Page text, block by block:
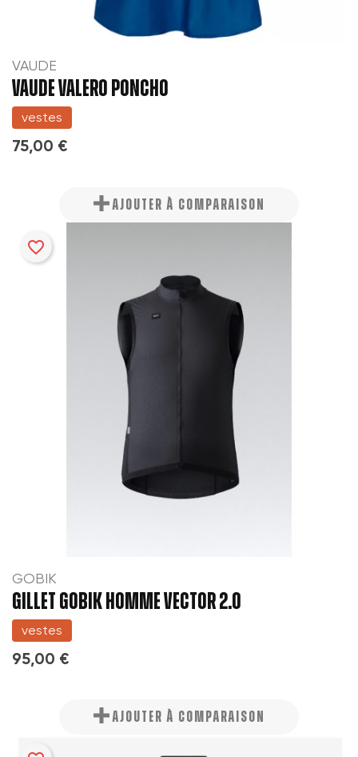
VAUDE
VAUDE VALERO PONCHO
vestes
75,00 €
AJOUTER À COMPARAISON
GOBIK
GILLET GOBIK HOMME VECTOR 2.0
vestes
95,00 €
favorite_border
AJOUTER À COMPARAISON